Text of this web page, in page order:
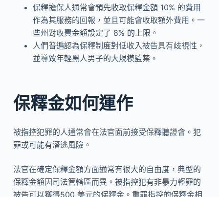
保釋擔保人通常會預先收取保釋金額 10% 的費用
作為其服務的回報，並且可能會收取額外費用。一
些州對收費金額設定了 8% 的上限。
人們普遍認為保釋制度對低收入被告具有歧視性，
並導致年輕黑人男子的大規模監禁。
保釋金如何運作
被指控犯罪的人通常會在法官面前接受保釋聽證會。犯
罪或可能有潛逃風險。
法官在確定保釋金額方面通常有很大的自由度，典型的
保釋金額因司法管轄區而異。被指控犯有非暴力輕罪的
被告可以獲得500 美元的保釋金。重罪指控的保釋金相